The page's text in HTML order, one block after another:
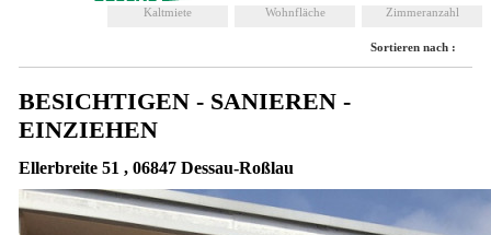
Zimmeranzahl
Wohnfläche
Kaltmiete
Sortieren nach :
BESICHTIGEN - SANIEREN -
EINZIEHEN
Ellerbreite 51 , 06847 Dessau-Roßlau